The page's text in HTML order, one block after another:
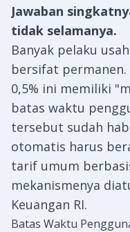
Jawaban
tidak selamanya.
Banyak pelaku
bersifat permanen.
0,5% ini memiliki
batas waktu
tersebut sudah
otomatis harus
tarif umum
mekanismenya
Keuangan RI.
Batas Waktu